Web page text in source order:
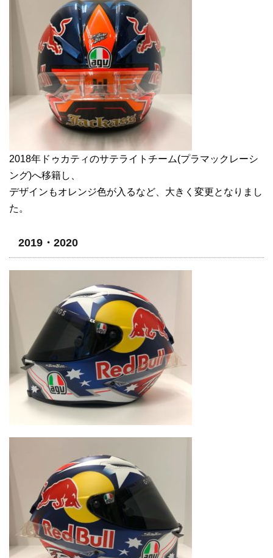
2018年ドゥカティのサテライトチーム(プラマックレーシ
ング)へ移籍し、
デザインもオレンジ色が入るなど、大きく変更となりまし
た。
2019・2020